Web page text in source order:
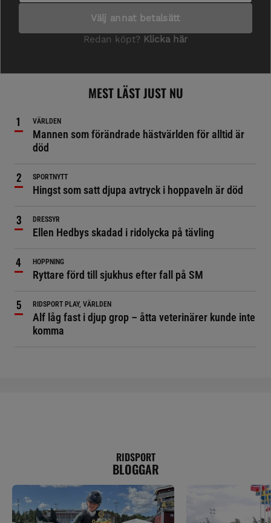
MEST LÄST JUST NU
VÄRLDEN
Mannen som förändrade hästvärlden för alltid är
död
SPORTNYTT
Hingst som satt djupa avtryck i hoppaveln är död
DRESSYR
Ellen Hedbys skadad i ridolycka på tävling
HOPPNING
Ryttare förd till sjukhus efter fall på SM
RIDSPORT PLAY, VÄRLDEN
Alf låg fast i djup grop – åtta veterinärer kunde inte
komma
RIDSPORT
BLOGGAR